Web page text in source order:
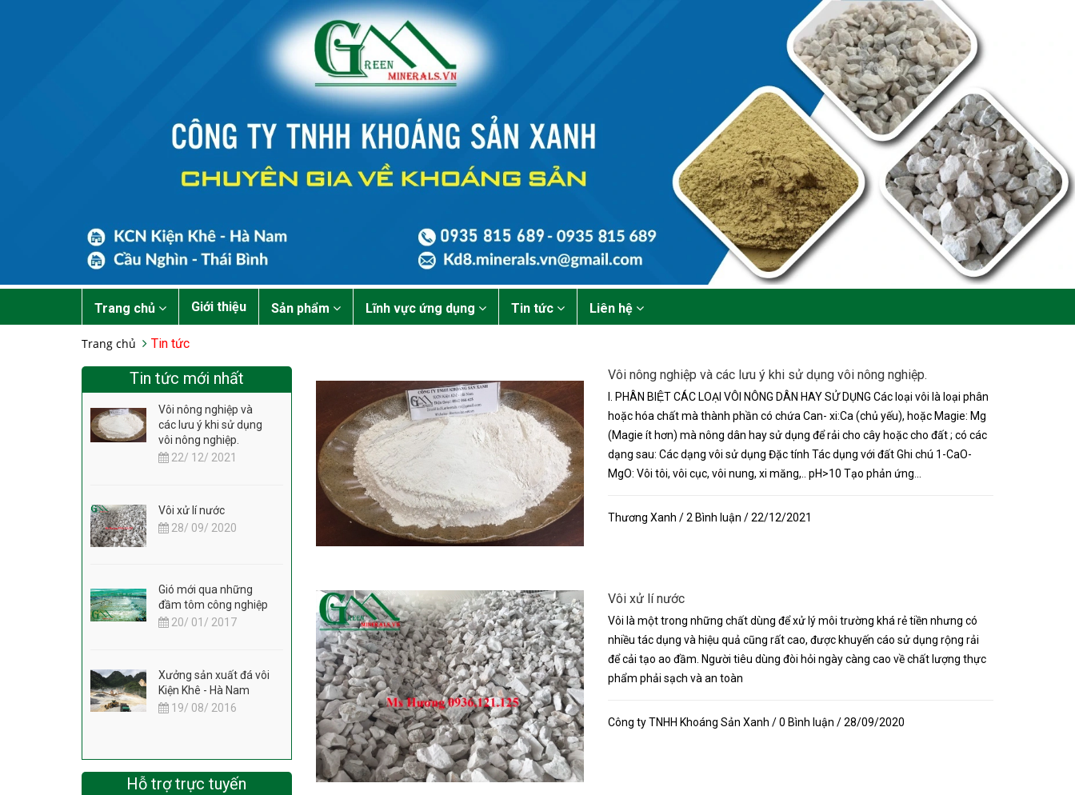
Trang chủ Giới thiệu Sản phẩm Lĩnh vực ứng dụng Tin tức Liên hệ
Trang chủ Tin tức
Vôi nông nghiệp và các lưu ý khi sử dụng vôi nông nghiệp.
I. PHÂN BIỆT CÁC LOẠI VÔI NÔNG DÂN HAY SỬ DỤNG Các loại vôi là loại phân
hoặc hóa chất mà thành phần có chứa Can- xi:Ca (chủ yếu), hoặc Magie: Mg
(Magie ít hơn) mà nông dân hay sử dụng để rải cho cây hoặc cho đất ; có các
dạng sau: Các dạng vôi sử dụng Đặc tính Tác dụng với đất Ghi chú 1-CaO-
MgO: Vôi tôi, vôi cục, vôi nung, xi măng,.. pH>10 Tạo phản ứng...
Thương Xanh / 2 Bình luận / 22/12/2021
Vôi xử lí nước
Vôi là một trong những chất dùng để xử lý môi trường khá rẻ tiền nhưng có
nhiều tác dụng và hiệu quả cũng rất cao, được khuyến cáo sử dụng rộng rải
để cải tạo ao đầm. Người tiêu dùng đòi hỏi ngày càng cao về chất lượng thực
phẩm phải sạch và an toàn
Công ty TNHH Khoáng Sản Xanh / 0 Bình luận / 28/09/2020
Tin tức mới nhất
Vôi nông nghiệp và
các lưu ý khi sử dụng
vôi nông nghiệp.
22/ 12/ 2021
Vôi xử lí nước
28/ 09/ 2020
Gió mới qua những
đầm tôm công nghiệp
20/ 01/ 2017
Xưởng sản xuất đá vôi
Kiện Khê - Hà Nam
19/ 08/ 2016
Hỗ trợ trực tuyến